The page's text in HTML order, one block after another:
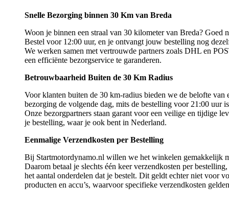
Snelle Bezorging binnen 30 Km van Breda
Woon je binnen een straal van 30 kilometer van Breda? Goed
Bestel voor 12:00 uur, en je ontvangt jouw bestelling nog
We werken samen met vertrouwde partners zoals DHL en
een efficiënte bezorgservice te garanderen.
Betrouwbaarheid Buiten de 30 Km Radius
Voor klanten buiten de 30 km-radius bieden we de belofte van
bezorging de volgende dag, mits de bestelling voor 21:00 uur
Onze bezorgpartners staan garant voor een veilige en tijdige
je bestelling, waar je ook bent in Nederland.
Eenmalige Verzendkosten per Bestelling
Bij Startmotordynamo.nl willen we het winkelen gemakkelijk
Daarom betaal je slechts één keer verzendkosten per
het aantal onderdelen dat je bestelt. Dit geldt echter niet voor
producten en accu’s, waarvoor specifieke verzendkosten